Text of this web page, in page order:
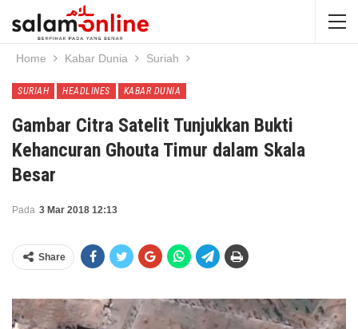
Home Kabar Dunia Suriah
SURIAH HEADLINES KABAR DUNIA
Gambar Citra Satelit Tunjukkan Bukti
Kehancuran Ghouta Timur dalam Skala
Besar
Pada 3 Mar 2018 12:13
Share